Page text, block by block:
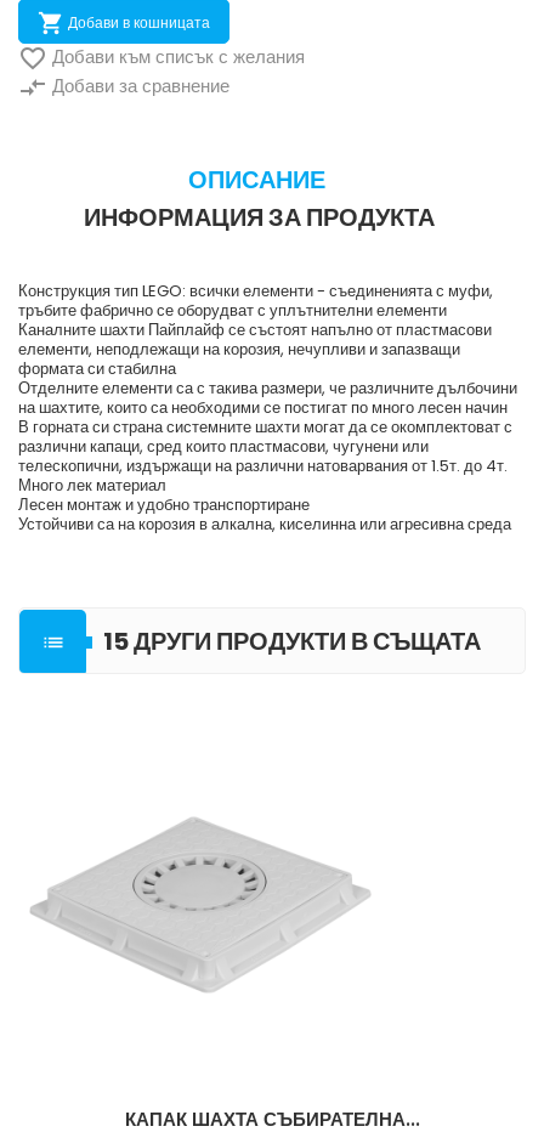
 Добави в кошницата
 Добави към списък с желания
compare_arrows Добави за сравнение
ОПИСАНИЕ
ИНФОРМАЦИЯ ЗА ПРОДУКТА
Конструкция тип LEGO: всички елементи - съединенията с муфи,
тръбите фабрично се оборудват с уплътнителни елементи
Каналните шахти Пайплайф се състоят напълно от пластмасови
елементи, неподлежащи на корозия, нечупливи и запазващи
формата си стабилна
Отделните елементи са с такива размери, че различните дълбочини
на шахтите, които са необходими се постигат по много лесен начин
В горната си страна системните шахти могат да се окомплектоват с
различни капаци, сред които пластмасови, чугунени или
телескопични, издържащи на различни натоварвания от 1.5т. до 4т.
Много лек материал
Лесен монтаж и удобно транспортиране
Устойчиви са на корозия в алкална, киселинна или агресивна среда

15 ДРУГИ ПРОДУКТИ В СЪЩАТА
КАПАК ШАХТА СЪБИРАТЕЛНА...